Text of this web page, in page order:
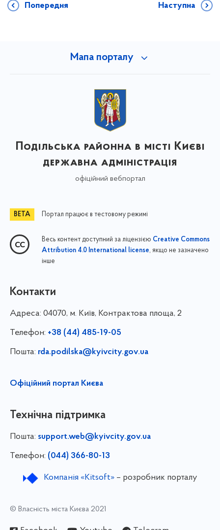
Попередня Наступна
Мапа порталу
Подільська районна в місті Києві
державна адміністрація
офіційний вебпортал
Портал працює в тестовому режимі
Весь контент доступний за ліцензією Creative Commons
Attribution 4.0 International license, якщо не зазначено
інше
Контакти
Адреса: 04070, м. Київ, Контрактова площа, 2
Телефон: +38 (44) 485-19-05
Пошта: rda.podilska@kyivcity.gov.ua
Офіційний портал Києва
Технічна підтримка
Пошта: support.web@kyivcity.gov.ua
Телефон: (044) 366-80-13
Компанія «Kitsoft»– розробник порталу
© Власність міста Києва 2021